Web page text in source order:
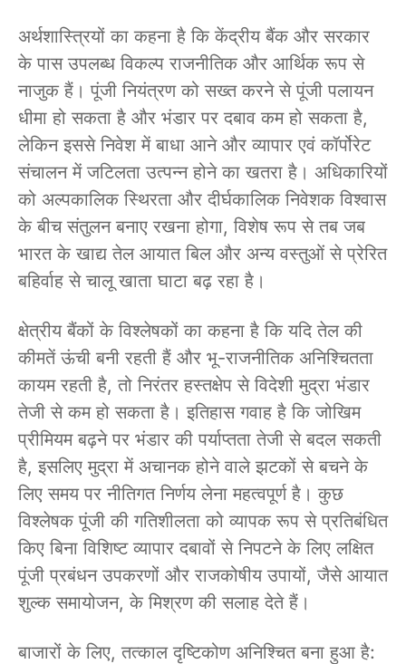
अर्थशास्त्रियों का कहना है कि केंद्रीय बैंक और सरकार
के पास उपलब्ध विकल्प राजनीतिक और आर्थिक रूप से
नाजुक हैं। पूंजी नियंत्रण को सख्त करने से पूंजी पलायन
धीमा हो सकता है और भंडार पर दबाव कम हो सकता है,
लेकिन इससे निवेश में बाधा आने और व्यापार एवं कॉर्पोरेट
संचालन में जटिलता उत्पन्न होने का खतरा है। अधिकारियों
को अल्पकालिक स्थिरता और दीर्घकालिक निवेशक विश्वास
के बीच संतुलन बनाए रखना होगा, विशेष रूप से तब जब
भारत के खाद्य तेल आयात बिल और अन्य वस्तुओं से प्रेरित
बहिर्वाह से चालू खाता घाटा बढ़ रहा है।
क्षेत्रीय बैंकों के विश्लेषकों का कहना है कि यदि तेल की
कीमतें ऊंची बनी रहती हैं और भू-राजनीतिक अनिश्चितता
कायम रहती है, तो निरंतर हस्तक्षेप से विदेशी मुद्रा भंडार
तेजी से कम हो सकता है। इतिहास गवाह है कि जोखिम
प्रीमियम बढ़ने पर भंडार की पर्याप्तता तेजी से बदल सकती
है, इसलिए मुद्रा में अचानक होने वाले झटकों से बचने के
लिए समय पर नीतिगत निर्णय लेना महत्वपूर्ण है। कुछ
विश्लेषक पूंजी की गतिशीलता को व्यापक रूप से प्रतिबंधित
किए बिना विशिष्ट व्यापार दबावों से निपटने के लिए लक्षित
पूंजी प्रबंधन उपकरणों और राजकोषीय उपायों, जैसे आयात
शुल्क समायोजन, के मिश्रण की सलाह देते हैं।
बाजारों के लिए, तत्काल दृष्टिकोण अनिश्चित बना हुआ है: